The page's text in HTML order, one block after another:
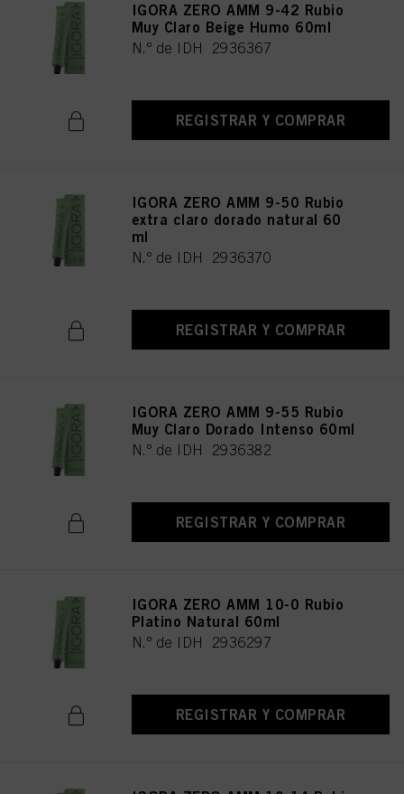
IGORA ZERO AMM 9-42 Rubio
Muy Claro Beige Humo 60ml
N.º de IDH 2936367
REGISTRAR Y COMPRAR
IGORA ZERO AMM 9-50 Rubio
extra claro dorado natural 60
ml
N.º de IDH 2936370
REGISTRAR Y COMPRAR
IGORA ZERO AMM 9-55 Rubio
Muy Claro Dorado Intenso 60ml
N.º de IDH 2936382
REGISTRAR Y COMPRAR
IGORA ZERO AMM 10-0 Rubio
Platino Natural 60ml
N.º de IDH 2936297
REGISTRAR Y COMPRAR